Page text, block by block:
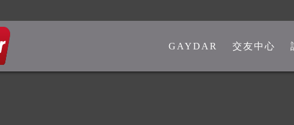
GAYDAR 交友中心